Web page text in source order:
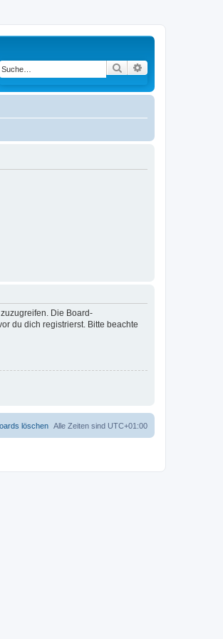
Suche
Die Board-
du dich registrierst. Bitte beachte
Alle Zeiten sind UTC+01:00
löschen